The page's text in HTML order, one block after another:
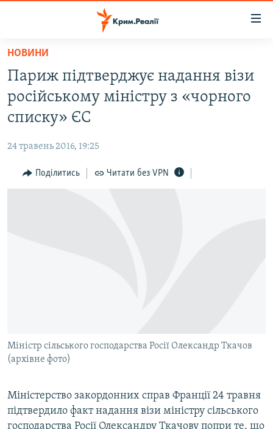
Перейти
основного
матеріалу
Перейти
до
основної
навігації
Перейти
до
ВОДА.КРИМ
ВІДЕО ТА ФОТО
БЛОГИ
ПОГЛЯД
ІНФОГРАФІКА
ДОЛУЧАЙСЯ!
Усі сайти RFE/RL
НОВИНИ
Париж підтверджує надання візи
російському міністру з «чорного
списку» ЄС
24 травень 2016, 19:25
Поділитись Читати без VPN
Міністр сільського господарства Росії Олександр Ткачов
(архівне фото)
Міністерство закордонних справ Франції 24 травня
підтвердило факт надання візи міністру сільського
господарства Росії Олександру Ткачову попри те, що